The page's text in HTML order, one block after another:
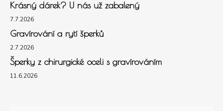
Krásný dárek? U nás už zabalený
7.7.2026
Gravírování a rytí šperků
2.7.2026
Šperky z chirurgické oceli s gravírováním
11.6.2026